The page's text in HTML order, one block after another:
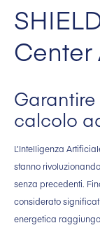
Center
calcolo
L’Intelligenza
stanno
senza precedenti.
considerato
energetica